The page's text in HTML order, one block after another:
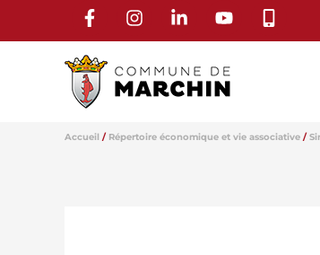
Accueil Répertoire économique et vie associative